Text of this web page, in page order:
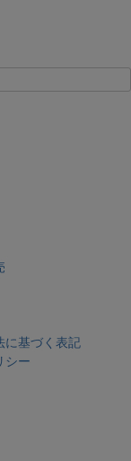
に基づく表記
シー